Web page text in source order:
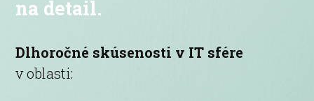
na detail.
Dlhoročné skúsenosti v IT sfére
v oblasti: